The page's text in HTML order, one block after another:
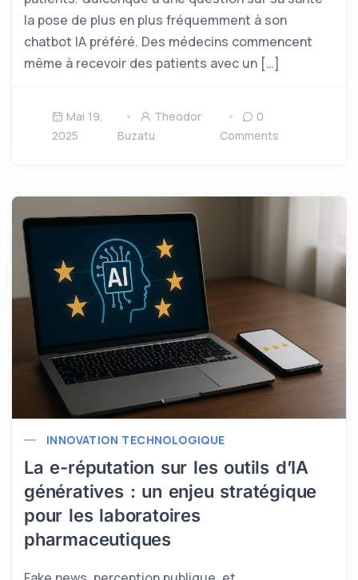
la pose de plus en plus fréquemment à son
chatbot IA préféré. Des médecins commencent
même à recevoir des patients avec un […]
Mai 19,
2025
Theodor
Buzatu
0
Comments
INNOVATION TECHNOLOGIQUE
La e-réputation sur les outils d’IA
génératives : un enjeu stratégique
pour les laboratoires
pharmaceutiques